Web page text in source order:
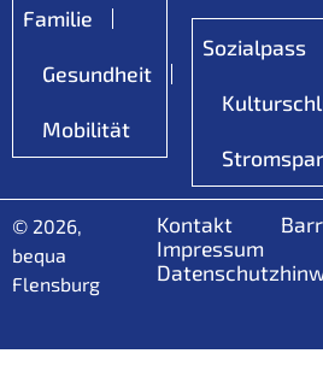
Familie
Gesundheit
Mobilität
Sozialpass
© 2026,
bequa
Flensburg
Kontakt
Impressum